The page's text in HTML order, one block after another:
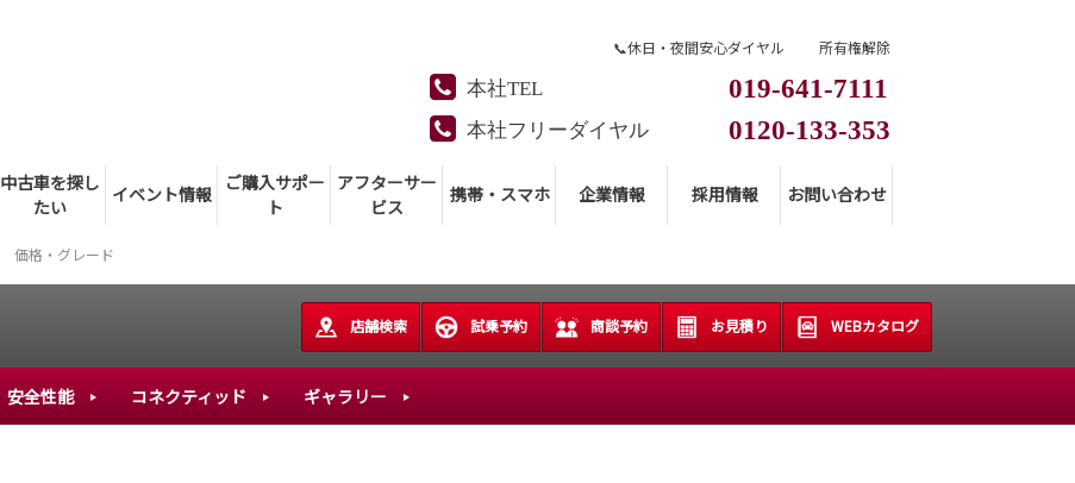
本社TEL 019-641-7111
本社フリーダイヤル 0120-133-353
中古車を探し
たい
イベント情報
ご購入サポー
ト
アフターサー
ビス
携帯・スマホ 企業情報 採用情報 お問い合わせ
📞休日・夜間安心ダイヤル 所有権解除
価格・グレード
店舗検索 試乗予約 商談予約 お見積り WEBカタログ
安全性能 コネクティッド ギャラリー